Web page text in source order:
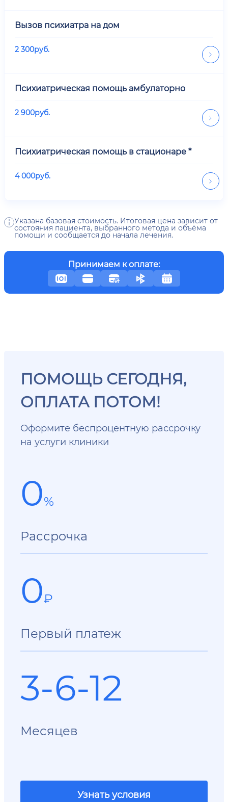
Вызов психиатра на дом
2 300руб.
Психиатрическая помощь амбулаторно
2 900руб.
Психиатрическая помощь в стационаре *
4 000руб.
Указана базовая стоимость. Итоговая цена зависит от
состояния пациента, выбранного метода и объёма
помощи и сообщается до начала лечения.
Принимаем к оплате:
ПОМОЩЬ СЕГОДНЯ,
ОПЛАТА ПОТОМ!
Оформите беспроцентную рассрочку
на услуги клиники
0%
Рассрочка
0₽
Первый платеж
3-6-12
Месяцев
Узнать условия